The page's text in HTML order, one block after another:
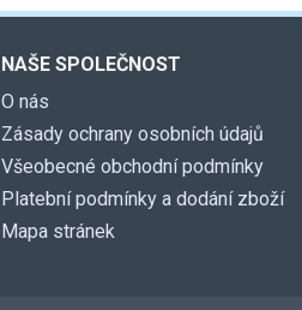
NAŠE SPOLEČNOST
O nás
Zásady ochrany osobních údajů
Všeobecné obchodní podmínky
Platební podmínky a dodání zboží
Mapa stránek